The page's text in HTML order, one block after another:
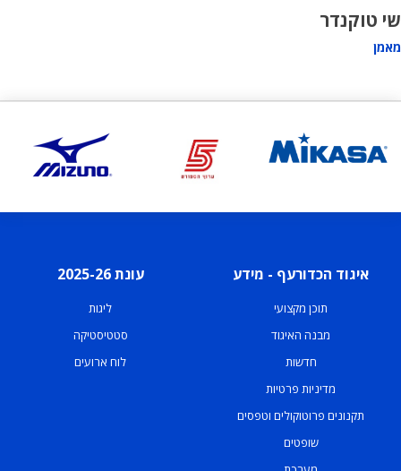
שי טוקנדר
מאמן
איגוד הכדורעף - מידע
תוכן מקצועי
מבנה האיגוד
חדשות
מדיניות פרטיות
תקנונים פרוטוקולים וטפסים
שופטים
עונת 2025-26
ליגות
סטטיסטיקה
לוח ארועים